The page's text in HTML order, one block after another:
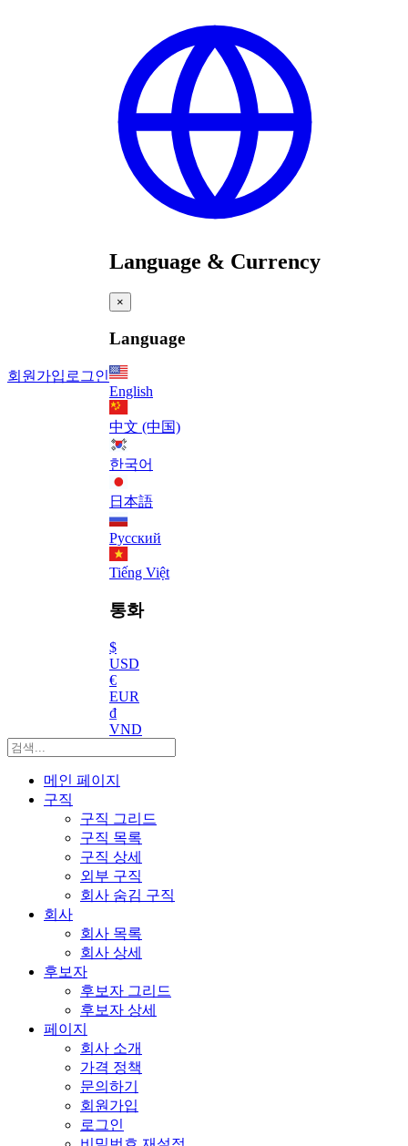
회원가입 로그인
Language & Currency
×
Language
English
中文 (中国)
한국어
日本語
Русский
Tiếng Việt
통화
$
USD
€
EUR
₫
VND
메인 페이지
구직
구직 그리드
구직 목록
구직 상세
외부 구직
회사 숨김 구직
회사
회사 목록
회사 상세
후보자
후보자 그리드
후보자 상세
페이지
회사 소개
가격 정책
문의하기
회원가입
로그인